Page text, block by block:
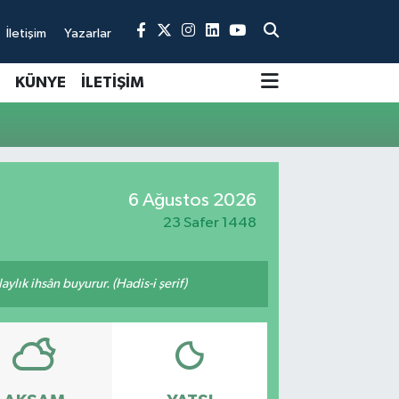
İletişim Yazarlar
KÜNYE İLETİŞİM
6 Ağustos 2026
23 Safer 1448
ihsân buyurur. (Hadis-i şerif)